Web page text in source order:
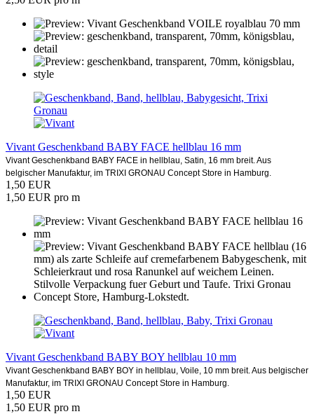
Vivant Geschenkband BABY FACE hellblau 16 mm
Vivant Geschenkband BABY FACE in hellblau, Satin, 16 mm breit. Aus
belgischer Manufaktur, im TRIXI GRONAU Concept Store in Hamburg.
1,50 EUR
1,50 EUR pro m
Vivant Geschenkband BABY BOY hellblau 10 mm
Vivant Geschenkband BABY BOY in hellblau, Voile, 10 mm breit. Aus belgischer
Manufaktur, im TRIXI GRONAU Concept Store in Hamburg.
1,50 EUR
1,50 EUR pro m